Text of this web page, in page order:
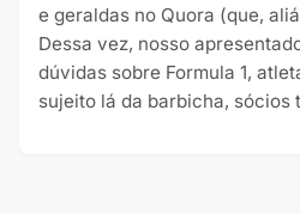
e geraldas no Quora (que,
Dessa vez, nosso
dúvidas sobre Formula 1,
sujeito lá da barbicha,